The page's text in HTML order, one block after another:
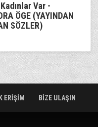
Var -
ÖGE (YAYINDAN
SÖZLER)
ERİŞİM BİZE ULAŞIN